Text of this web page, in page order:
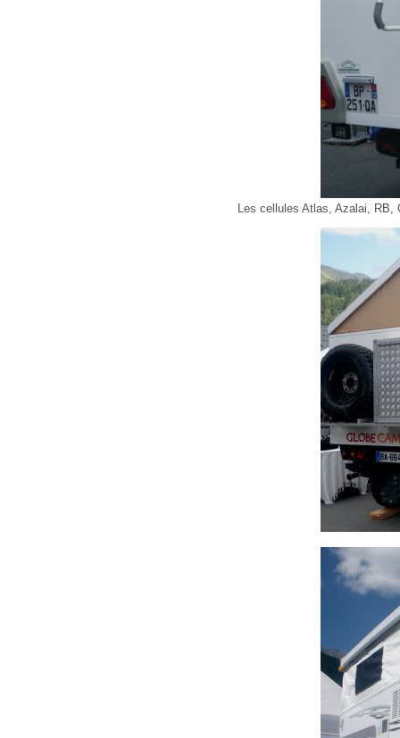
Les cellules Atlas, Azalai, RB,